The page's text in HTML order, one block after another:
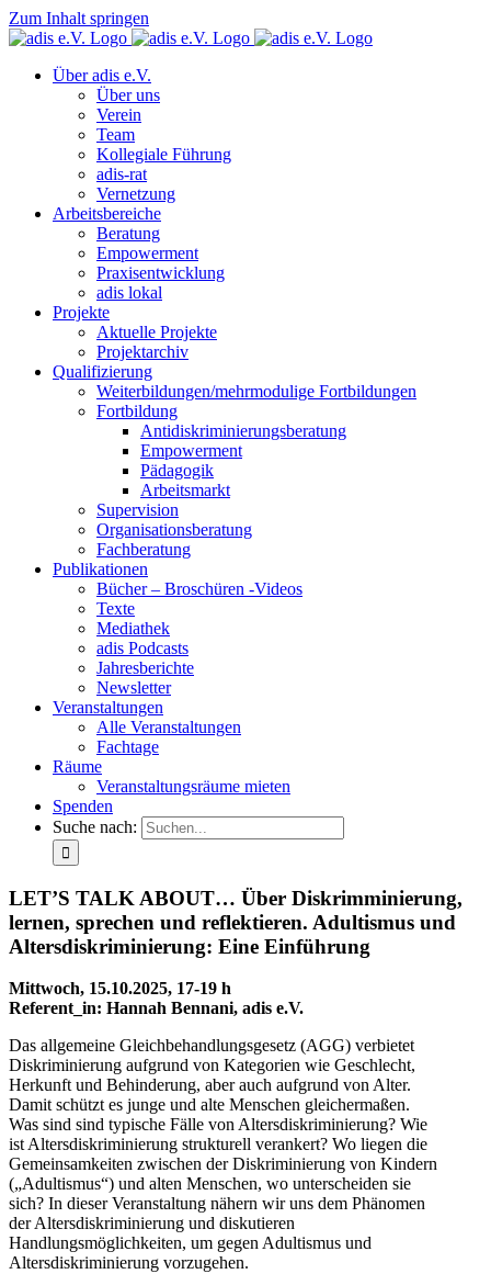
Zum Inhalt springen
Über adis e.V.
Über uns
Verein
Team
Kollegiale Führung
adis-rat
Vernetzung
Arbeitsbereiche
Beratung
Empowerment
Praxisentwicklung
adis lokal
Projekte
Aktuelle Projekte
Projektarchiv
Qualifizierung
Weiterbildungen/mehrmodulige Fortbildungen
Fortbildung
Antidiskriminierungsberatung
Empowerment
Pädagogik
Arbeitsmarkt
Supervision
Organisationsberatung
Fachberatung
Publikationen
Bücher – Broschüren -Videos
Texte
Mediathek
adis Podcasts
Jahresberichte
Newsletter
Veranstaltungen
Alle Veranstaltungen
Fachtage
Räume
Veranstaltungsräume mieten
Spenden
Suche nach:
LET’S TALK ABOUT… Über Diskrimminierung,
lernen, sprechen und reflektieren. Adultismus und
Altersdiskriminierung: Eine Einführung
Mittwoch, 15.10.2025, 17-19 h
Referent_in: Hannah Bennani, adis e.V.
Das allgemeine Gleichbehandlungsgesetz (AGG) verbietet
Diskriminierung aufgrund von Kategorien wie Geschlecht,
Herkunft und Behinderung, aber auch aufgrund von Alter.
Damit schützt es junge und alte Menschen gleichermaßen.
Was sind sind typische Fälle von Altersdiskriminierung? Wie
ist Altersdiskriminierung strukturell verankert? Wo liegen die
Gemeinsamkeiten zwischen der Diskriminierung von Kindern
(„Adultismus“) und alten Menschen, wo unterscheiden sie
sich? In dieser Veranstaltung nähern wir uns dem Phänomen
der Altersdiskriminierung und diskutieren
Handlungsmöglichkeiten, um gegen Adultismus und
Altersdiskriminierung vorzugehen.